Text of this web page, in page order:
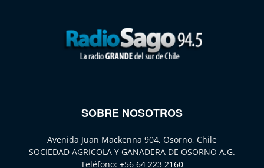
SOBRE NOSOTROS
Avenida Juan Mackenna 904, Osorno, Chile
SOCIEDAD AGRICOLA Y GANADERA DE OSORNO A.G.
Teléfono: +56 64 223 2160